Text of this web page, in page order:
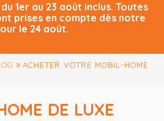
1er au 23 août inclus. Toutes
prises en compte dès notre
le 24 août.
» ACHETER VOTRE MOBIL-HOME
DE LUXE